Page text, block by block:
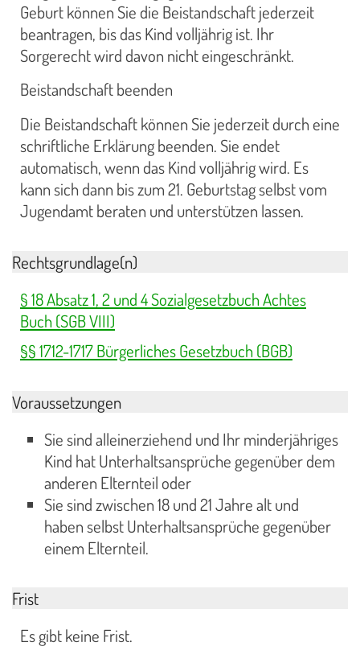
Geburt können Sie die Beistandschaft jederzeit
beantragen, bis das Kind volljährig ist. Ihr
Sorgerecht wird davon nicht eingeschränkt.
Beistandschaft beenden
Die Beistandschaft können Sie jederzeit durch eine
schriftliche Erklärung beenden. Sie endet
automatisch, wenn das Kind volljährig wird. Es
kann sich dann bis zum 21. Geburtstag selbst vom
Jugendamt beraten und unterstützen lassen.
Rechtsgrundlage(n)
§ 18 Absatz 1, 2 und 4 Sozialgesetzbuch Achtes
Buch (SGB VIII)
§§ 1712-1717 Bürgerliches Gesetzbuch (BGB)
Voraussetzungen
Sie sind alleinerziehend und Ihr minderjähriges
Kind hat Unterhaltsansprüche gegenüber dem
anderen Elternteil oder
Sie sind zwischen 18 und 21 Jahre alt und
haben selbst Unterhaltsansprüche gegenüber
einem Elternteil.
Frist
Es gibt keine Frist.